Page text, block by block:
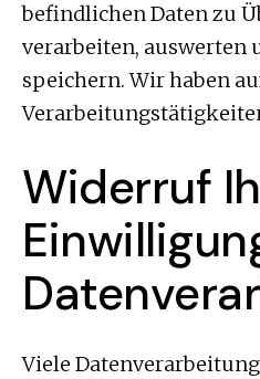
befindlichen Daten zu
verarbeiten, auswerten
speichern. Wir haben
Widerruf
Viele